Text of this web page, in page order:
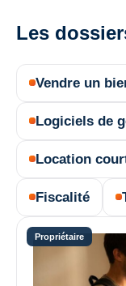
Les
Vendre un
Logiciels de
Location
Fiscalité